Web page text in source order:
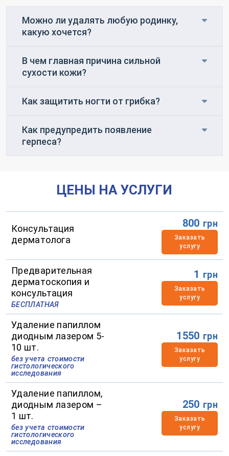
Можно ли удалять любую родинку,
какую хочется?
В чем главная причина сильной
сухости кожи?
Как защитить ногти от грибка?
Как предупредить появление
герпеса?
ЦЕНЫ НА УСЛУГИ
Консультация
дерматолога
800 грн
Заказать
услугу
Предварительная
дерматоскопия и
консультация
БЕСПЛАТНАЯ
1 грн
Заказать
услугу
Удаление папиллом
диодным лазером 5-
10 шт.
без учета стоимости
гистологического
исследования
1550 грн
Заказать
услугу
Удаление папиллом,
диодным лазером –
1 шт.
без учета стоимости
гистологического
исследования
250 грн
Заказать
услугу
Отправляя данные я даю согласие на
персональных данных.
Оператор позвонит Вам в ближайшее
время.